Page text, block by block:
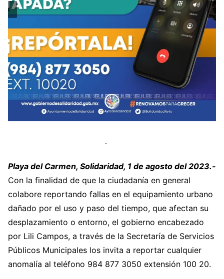
Playa del Carmen, Solidaridad, 1 de agosto del 2023.-
Con la finalidad de que la ciudadanía en general
colabore reportando fallas en el equipamiento urbano
dañado por el uso y paso del tiempo, que afectan su
desplazamiento o entorno, el gobierno encabezado
por Lili Campos, a través de la Secretaría de Servicios
Públicos Municipales los invita a reportar cualquier
anomalía al teléfono 984 877 3050 extensión 100 20.